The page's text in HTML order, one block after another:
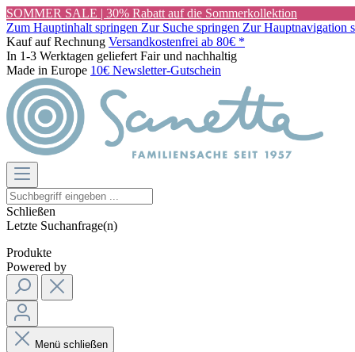
SOMMER SALE | 30% Rabatt auf die Sommerkollektion
Zum Hauptinhalt springen Zur Suche springen Zur Hauptnavigation
Kauf auf Rechnung Versandkostenfrei ab 80€ *
In 1-3 Werktagen geliefert Fair und nachhaltig
Made in Europe 10€ Newsletter-Gutschein
Schließen
Letzte Suchanfrage(n)
Produkte
Powered by
Menü schließen